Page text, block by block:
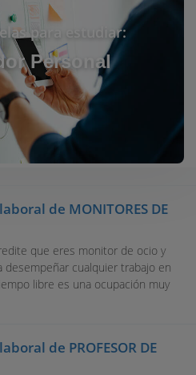
para estudiar:
Personal
de MONITORES DE
que eres monitor de ocio y
cualquier trabajo en
libre es una ocupación muy
de PROFESOR DE